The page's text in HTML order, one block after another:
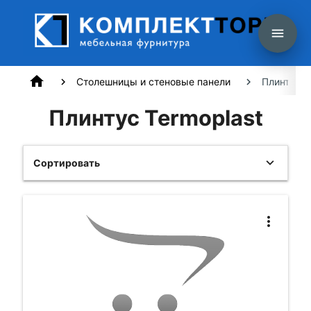
menu
home Столешницы и стеновые панели Плинтус
Плинтус Termoplast
Сортировать
more_vert